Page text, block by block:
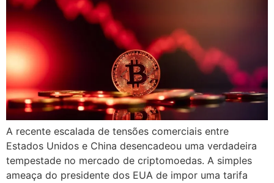
A recente escalada de tensões comerciais entre
Estados Unidos e China desencadeou uma verdadeira
tempestade no mercado de criptomoedas. A simples
ameaça do presidente dos EUA de impor uma tarifa